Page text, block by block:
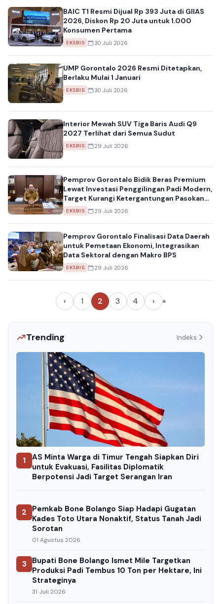
BAIC T1 Resmi Dijual Rp 393 Juta di GIIAS
2026, Diskon Rp 20 Juta untuk 1.000
Konsumen Pertama
EKSBIS 30 Juli 2026
UMP Gorontalo 2026 Resmi Ditetapkan,
Berlaku Mulai 1 Januari
EKSBIS 30 Juli 2026
Interior Mewah SUV Tiga Baris Audi Q9
2027 Terlihat dari Semua Sudut
EKSBIS 29 Juli 2026
Pemprov Gorontalo Bidik Beras Premium
Lewat Investasi Penggilingan Padi Modern,
Target Kurangi Ketergantungan Pasokan
Luar Daerah
EKSBIS 29 Juli 2026
Pemprov Gorontalo Finalisasi Data Daerah
untuk Pemetaan Ekonomi, Integrasikan
Data Sektoral dengan Makro BPS
EKSBIS 29 Juli 2026
‹ 1 2 3 4 › »
Trending Indeks
1
AS Minta Warga di Timur Tengah Siapkan Diri
untuk Evakuasi, Fasilitas Diplomatik
Berpotensi Jadi Target Serangan Iran
2
Pemkab Bone Bolango Siap Hadapi Gugatan
Kades Toto Utara Nonaktif, Status Tanah Jadi
Sorotan
01 Agustus 2026
3
Bupati Bone Bolango Ismet Mile Targetkan
Produksi Padi Tembus 10 Ton per Hektare, Ini
Strateginya
31 Juli 2026